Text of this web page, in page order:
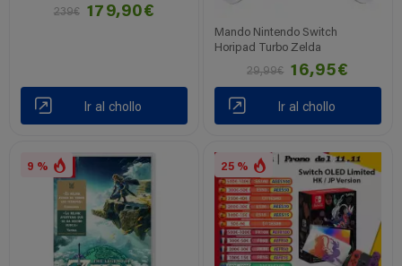
239€
179,90€
Ir al chollo
Mando Nintendo Switch
Horipad Turbo Zelda
29,99€
16,95€
Ir al chollo
9 % 25 %